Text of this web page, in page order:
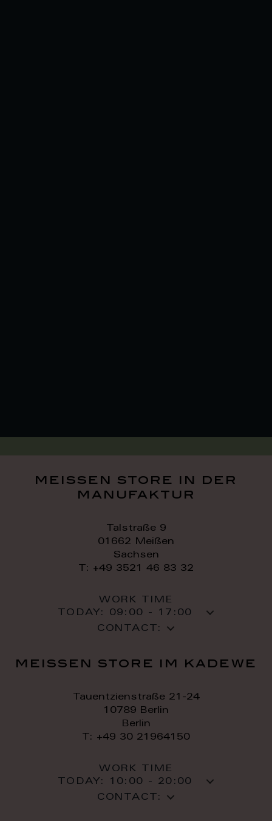
meissen store in der
manufaktur
Talstraße 9
01662 Meißen
Sachsen
T: +49 3521 46 83 32
WORK TIME
TODAY: 09:00 - 17:00
CONTACT:
meissen store im kadewe
Tauentzienstraße 21-24
10789 Berlin
Berlin
T: +49 30 21964150
WORK TIME
TODAY:
10:00 - 20:00
CONTACT: